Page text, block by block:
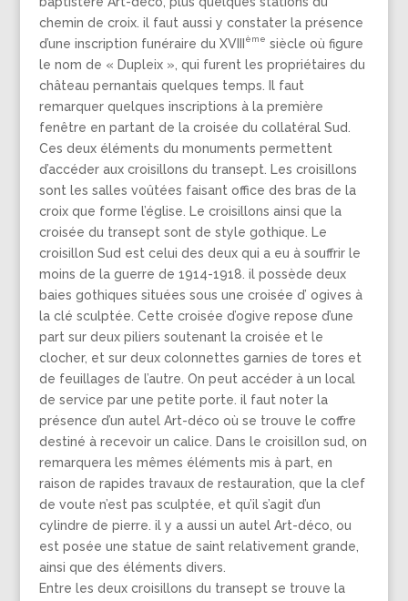
chemin de croix. il faut aussi y constater la présence
d’une inscription funéraire du XVIII
ème siècle où figure
le nom de « Dupleix », qui furent les propriétaires du
château pernantais quelques temps. Il faut
remarquer quelques inscriptions à la première
fenêtre en partant de la croisée du collatéral Sud.
Ces deux éléments du monuments permettent
d’accéder aux croisillons du transept. Les croisillons
sont les salles voûtées faisant office des bras de la
croix que forme l’église. Le croisillons ainsi que la
croisée du transept sont de style gothique. Le
croisillon Sud est celui des deux qui a eu à souffrir le
moins de la guerre de 1914-1918. il possède deux
baies gothiques situées sous une croisée d’ ogives à
la clé sculptée. Cette croisée d’ogive repose d’une
part sur deux piliers soutenant la croisée et le
clocher, et sur deux colonnettes garnies de tores et
de feuillages de l’autre. On peut accéder à un local
de service par une petite porte. il faut noter la
présence d’un autel Art-déco où se trouve le coffre
destiné à recevoir un calice. Dans le croisillon sud, on
remarquera les mêmes éléments mis à part, en
raison de rapides travaux de restauration, que la clef
de voute n’est pas sculptée, et qu’il s’agit d’un
cylindre de pierre. il y a aussi un autel Art-déco, ou
est posée une statue de saint relativement grande,
ainsi que des éléments divers.
Entre les deux croisillons du transept se trouve la